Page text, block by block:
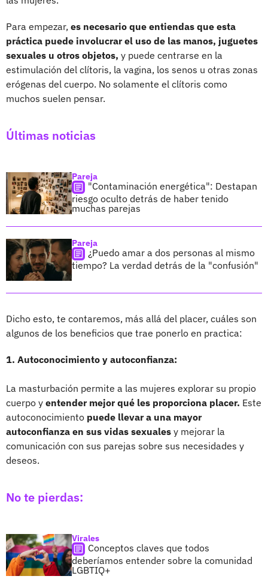
Para empezar, es necesario que entiendas que esta
práctica puede involucrar el uso de las manos, juguetes
sexuales u otros objetos, y puede centrarse en la
estimulación del clítoris, la vagina, los senos u otras zonas
erógenas del cuerpo. No solamente el clítoris como
muchos suelen pensar.
Últimas noticias
Pareja
"Contaminación energética": Destapan
riesgo oculto detrás de haber tenido
muchas parejas
Pareja
¿Puedo amar a dos personas al mismo
tiempo? La verdad detrás de la "confusión"
Dicho esto, te contaremos, más allá del placer, cuáles son
algunos de los beneficios que trae ponerlo en practica:
1. Autoconocimiento y autoconfianza:
La masturbación permite a las mujeres explorar su propio
cuerpo y entender mejor qué les proporciona placer. Este
autoconocimiento puede llevar a una mayor
autoconfianza en sus vidas sexuales y mejorar la
comunicación con sus parejas sobre sus necesidades y
deseos.
No te pierdas:
Virales
Conceptos claves que todos
deberíamos entender sobre la comunidad
LGBTIQ+